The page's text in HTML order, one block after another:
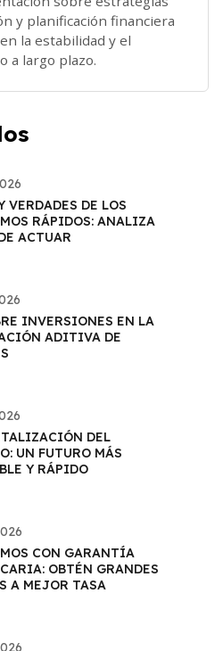
y planificación financiera
la estabilidad y el
a largo plazo.
VERDADES DE LOS
RÁPIDOS: ANALIZA
ACTUAR
INVERSIONES EN LA
ADITIVA DE
DEL
UN FUTURO MÁS
Y RÁPIDO
CON GARANTÍA
OBTÉN GRANDES
A MEJOR TASA